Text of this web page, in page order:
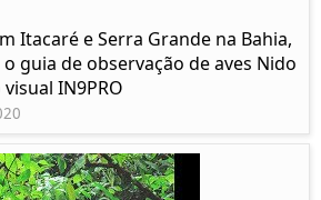
Itacaré e Serra Grande na Bahia,
guia de observação de aves Nido
IN9PRO